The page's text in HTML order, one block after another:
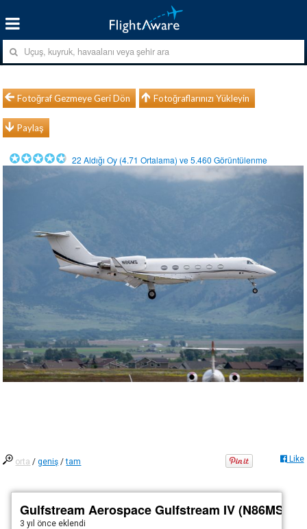
Fotoğraf Gezmeye Geri Dön Fotoğraflarınızı Yükleyin
Paylaş
22 Aldığı Oy (4.71 Ortalama) ve5.460 Görüntülenme
orta /geniş /tam Like
Gulfstream Aerospace Gulfstream IV (N86MS)
3 yıl önce eklendi